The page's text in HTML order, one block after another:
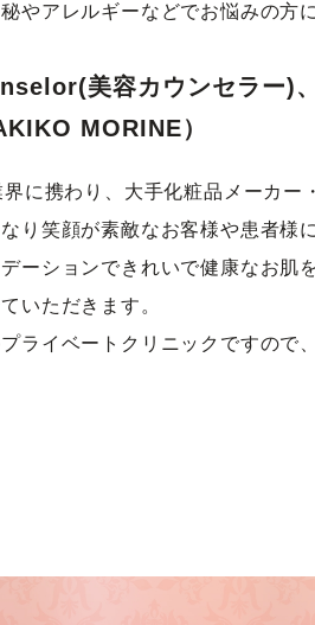
やアレルギーなどでお悩みの方
美容カウンセラー)
MORINE）
に携わり、大手化粧品メーカ
り笑顔が素敵なお客様や患者様
ーションできれいで健康なお肌
いただきます。
ライベートクリニックですので